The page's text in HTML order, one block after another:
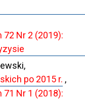
72 Nr 2 (2019):
po 2015 r. ,
71 Nr 1 (2018):